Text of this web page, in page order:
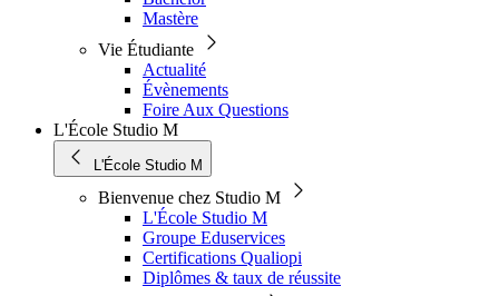
Mastère
Vie Étudiante
Actualité
Évènements
Foire Aux Questions
L'École Studio M
L'École Studio M
Bienvenue chez Studio M
L'École Studio M
Groupe Eduservices
Certifications Qualiopi
Diplômes & taux de réussite